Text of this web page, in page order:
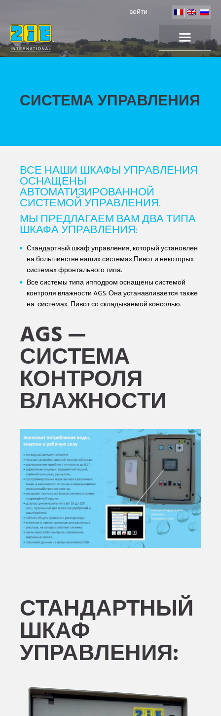
войти
СИСТЕМА УПРАВЛЕНИЯ
ВСЕ НАШИ ШКАФЫ УПРАВЛЕНИЯ
ОСНАЩЕНЫ
АВТОМАТИЗИРОВАННОЙ
СИСТЕМОЙ УПРАВЛЕНИЯ.
МЫ ПРЕДЛАГАЕМ ВАМ ДВА ТИПА
ШКАФА УПРАВЛЕНИЯ:
Стандартный шкаф управления, который установлен
на большинстве наших системах Пивот и некоторых
системах фронтального типа.
Все системы типа ипподром оснащены системой
контроля влажности AGS. Она устанавливается также
на системах Пивот со складываемой консолью.
AGS —
СИСТЕМА
КОНТРОЛЯ
ВЛАЖНОСТИ
СТАНДАРТНЫЙ
ШКАФ
УПРАВЛЕНИЯ: